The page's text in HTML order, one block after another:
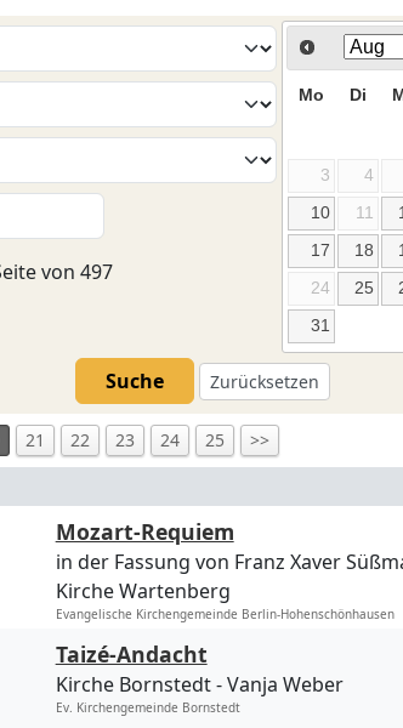
von 497
Mo Di
3
4
10
11
17
18
24
25
31
Suche Zurücksetzen
21 22 23 24 25 >>
Mozart-Requiem
in der Fassung von Franz Xaver
Kirche Wartenberg
Evangelische Kirchengemeinde Berlin-Hohenschönhausen
Taizé-Andacht
Kirche Bornstedt Vanja Weber
Ev. Kirchengemeinde Bornstedt